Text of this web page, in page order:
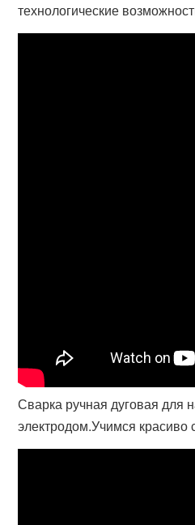
технологические
Сварка ручная дуговая для
электродом.Учимся красиво